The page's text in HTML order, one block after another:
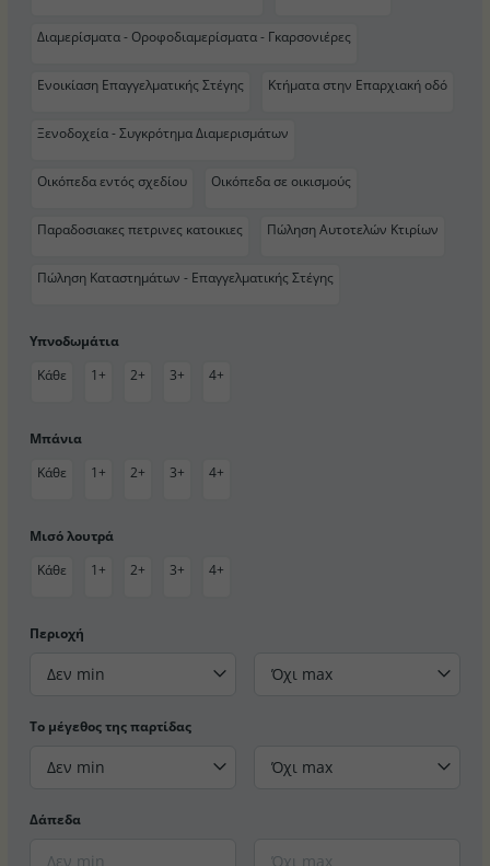
Διαμερίσματα - Οροφοδιαμερίσματα - Γκαρσονιέρες
Ενοικίαση Επαγγελματικής Στέγης Κτήματα στην Επαρχιακή οδό
Ξενοδοχεία - Συγκρότημα Διαμερισμάτων
Οικόπεδα εντός σχεδίου Οικόπεδα σε οικισμούς
Παραδοσιακες πετρινες κατοικιες Πώληση Αυτοτελών Κτιρίων
Πώληση Καταστημάτων - Επαγγελματικής Στέγης
Υπνοδωμάτια
Κάθε
1+ 2+ 3+ 4+
Μπάνια
Κάθε
1+ 2+ 3+ 4+
Μισό λουτρά
Κάθε
1+ 2+ 3+ 4+
Περιοχή
Δεν min Όχι max
Το μέγεθος της παρτίδας
Δεν min Όχι max
Δάπεδα